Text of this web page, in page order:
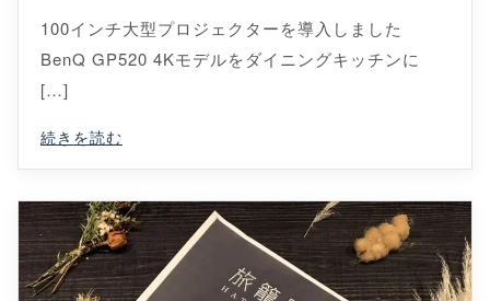
100インチ大型プロジェクターを導入しました
BenQ GP520 4Kモデルをダイニングキッチンに
[…]
続きを読む